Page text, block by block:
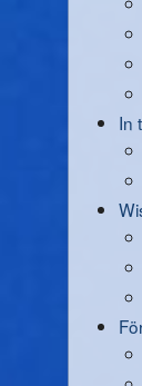
In